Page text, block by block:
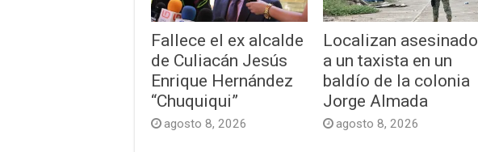
Fallece el ex alcalde
de Culiacán Jesús
Enrique Hernández
“Chuquiqui”
agosto 8, 2026
Localizan asesinado
a un taxista en un
baldío de la colonia
Jorge Almada
agosto 8, 2026